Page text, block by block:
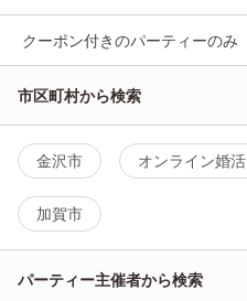
クーポン付きのパーティーのみ
市区町村から検索
金沢市 オンライン婚活
加賀市
パーティー主催者から検索